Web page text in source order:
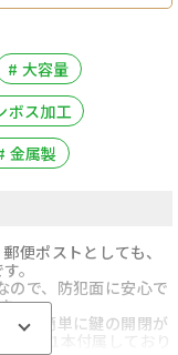
# 大容量
ボス加工
金属製
便ポストとしても、
。
で、防犯面に安心で
。
、簡単に鍵の開閉が
ーが1本付属しており